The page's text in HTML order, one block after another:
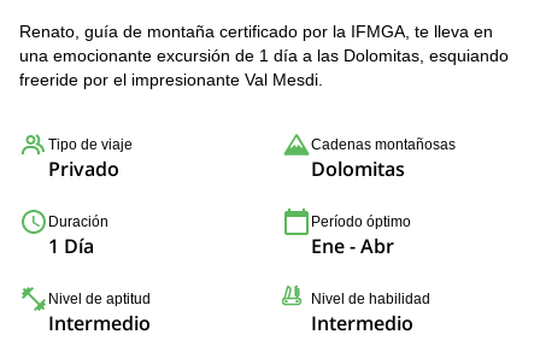
Renato, guía de montaña certificado por la IFMGA, te lleva en
una emocionante excursión de 1 día a las Dolomitas, esquiando
freeride por el impresionante Val Mesdi.
Tipo de viaje
Privado
Cadenas montañosas
Dolomitas
Duración
1 Día
Período óptimo
Ene - Abr
Nivel de aptitud
Intermedio
Nivel de habilidad
Intermedio